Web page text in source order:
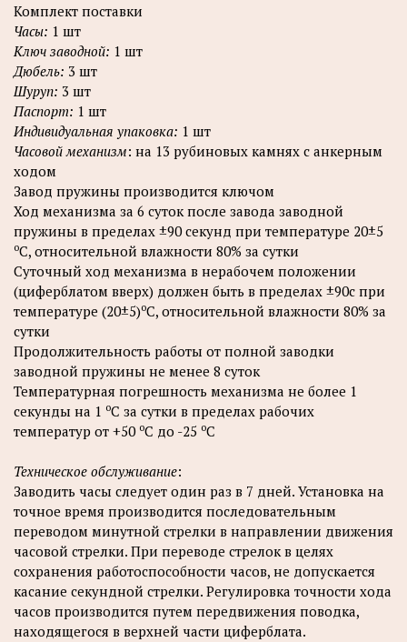
Комплект поставки
Часы: 1 шт
Ключ заводной: 1 шт
Дюбель: 3 шт
Шуруп: 3 шт
Паспорт: 1 шт
Индивидуальная упаковка: 1 шт
Часовой механизм: на 13 рубиновых камнях с анкерным
ходом
Завод пружины производится ключом
Ход механизма за 6 суток после завода заводной
пружины в пределах ±90 секунд при температуре 20±5
оС, относительной влажности 80% за сутки
Суточный ход механизма в нерабочем положении
(циферблатом вверх) должен быть в пределах ±90с при
температуре (20±5)оС, относительной влажности 80% за
сутки
Продолжительность работы от полной заводки
заводной пружины не менее 8 суток
Температурная погрешность механизма не более 1
секунды на 1 оС за сутки в пределах рабочих
температур от +50 оС до -25 оС
Техническое обслуживание:
Заводить часы следует один раз в 7 дней. Установка на
точное время производится последовательным
переводом минутной стрелки в направлении движения
часовой стрелки. При переводе стрелок в целях
сохранения работоспособности часов, не допускается
касание секундной стрелки. Регулировка точности хода
часов производится путем передвижения поводка,
находящегося в верхней части циферблата.